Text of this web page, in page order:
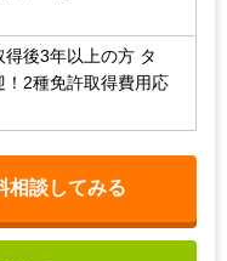
得後3年以上の方 タ
！2種免許取得費用応
相談してみる